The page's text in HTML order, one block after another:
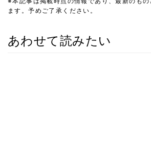
ます。予めご了承ください。
あわせて読みたい